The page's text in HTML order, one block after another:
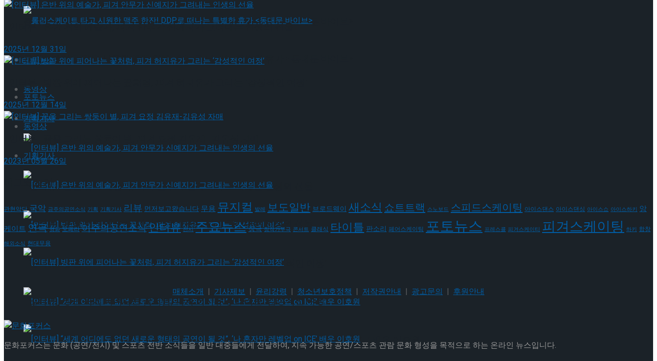
롤러스케이트 타고 시원한 맥주 한잔! DDP로 떠나는 특별한 휴가 <동대문 바이브>
포토뉴스
동영상
기획기사
[인터뷰] 은반 위의 예술가, 피겨 안무가 신예지가 그려내는 인생의 선율
[인터뷰] 빙판 위에 피어나는 꽃처럼, 피겨 허지유가 그리는 ‘감성적인 여정’
[인터뷰] “세계 어디에도 없던 새로운 형태의 공연이 될 것”, ‘나 혼자만 레벨업 on ICE’ 배우 이호원
롤러스케이트 타고 시원한 맥주 한잔! DDP로 떠나는 특별한 휴가 <동대문 바이브>
포토뉴스
동영상
기획기사
[인터뷰] 은반 위의 예술가, 피겨 안무가 신예지가 그려내는 인생의 선율
[인터뷰] 빙판 위에 피어나는 꽃처럼, 피겨 허지유가 그리는 ‘감성적인 여정’
[인터뷰] 은반 위의 예술가, 피겨 안무가 신예지가 그려내는 인생의 선율
2025년 12월 31일
[인터뷰] 빙판 위에 피어나는 꽃처럼, 피겨 허지유가 그리는 ‘감성적인 여정’
2025년 12월 14일
[인터뷰] 꿈을 그리는 쌍둥이 별, 피겨 요정 김유재-김유성 자매
2023년 05월 26일
태그로 보기
관현악단 국악 금주의공연소식 기획 기획기사 리뷰 먼저보고왔습니다 무용 뮤지컬 발레 보도일반 브로드웨이 새소식쇼트트랙 스노보드 스피드스케이팅 아이스댄스 아이스댄싱 아이스쇼 아이스하키 앙
케이트 연극 영화 오페라 이주의공연소식인터뷰 전시 주요뉴스 창극 창작가무극 콘서트 클래식 타이틀 판소리 페어스케이팅 포토뉴스 프레스콜 피겨스케이티 피겨스케이팅 하키 합창
해외소식 현대무용
매체소개 | 기사제보 | 윤리강령 | 청소년보호정책 | 저작권안내 | 광고문의 | 후원안내
문화포커스는 문화 (공연/전시) 및 스포츠 전반 소식들을 일반 대중들에게 전달하여, 지속 가능한 공연/스포츠 관람 문화 형성을 목적으로 하는 온라인 뉴스입니다.